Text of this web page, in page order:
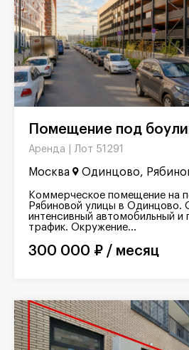
Помещение под
Аренда | Лот 51291
Москва Одинцово,
Коммерческое помещение на
Рябиновой улицы в Одинцово.
интенсивный автомобильный и
трафик. Окружение...
300 000 ₽ / месяц